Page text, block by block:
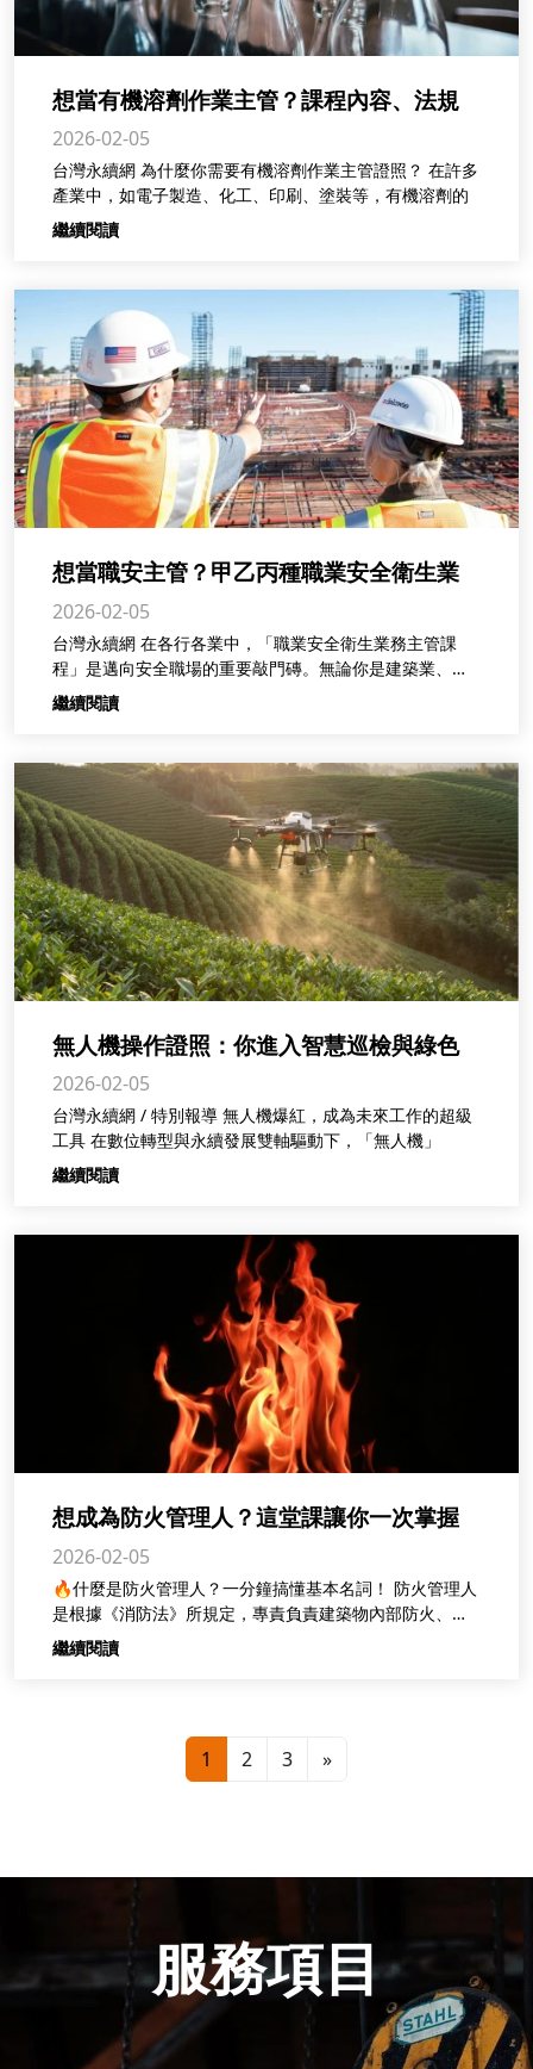
想當有機溶劑作業主管？課程內容、法規
要求一次看懂！
2026-02-05
台灣永續網 為什麼你需要有機溶劑作業主管證照？ 在許多
產業中，如電子製造、化工、印刷、塗裝等，有機溶劑的
繼續閱讀
想當職安主管？甲乙丙種職業安全衛生業
務主管課程一次看懂！
2026-02-05
台灣永續網 在各行各業中，「職業安全衛生業務主管課
程」是邁向安全職場的重要敲門磚。無論你是建築業、製
造業、
繼續閱讀
無人機操作證照：你進入智慧巡檢與綠色
永續產業的敲門磚
2026-02-05
台灣永續網 / 特別報導 無人機爆紅，成為未來工作的超級
工具 在數位轉型與永續發展雙軸驅動下，「無人機」
繼續閱讀
想成為防火管理人？這堂課讓你一次掌握
法規知識與實務技能！
2026-02-05
🔥什麼是防火管理人？一分鐘搞懂基本名詞！ 防火管理人
是根據《消防法》所規定，專責負責建築物內部防火、防
災
繼續閱讀
1 2 3 »
服務項目